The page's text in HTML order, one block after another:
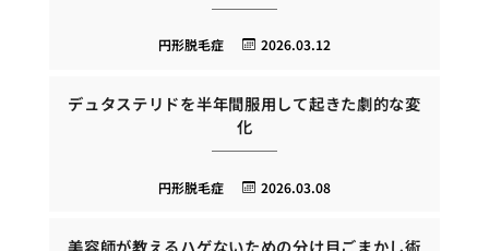
2026.03.12
円形脱毛症
デュタステリドを半年間服用して起きた劇的な変
化
2026.03.08
円形脱毛症
美容師が教えるハゲないための分け目ごまかし術